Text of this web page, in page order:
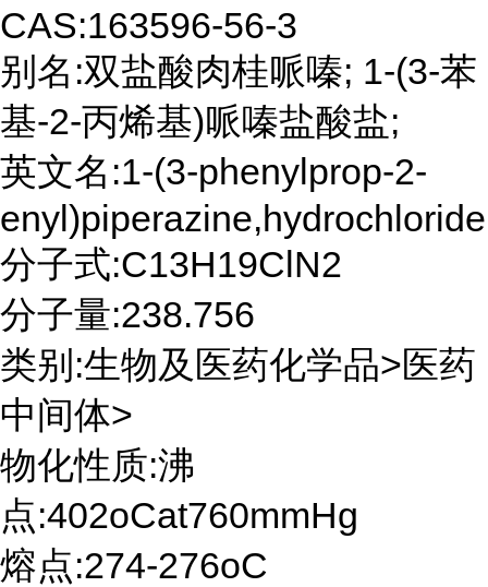
CAS:163596-56-3
别名:双盐酸肉桂哌嗪; 1-(3-苯
基-2-丙烯基)哌嗪盐酸盐;
英文名:1-(3-phenylprop-2-
enyl)piperazine,hydrochloride
分子式:C13H19ClN2
分子量:238.756
类别:生物及医药化学品>医药
中间体>
物化性质:沸
点:402oCat760mmHg
熔点:274-276oC